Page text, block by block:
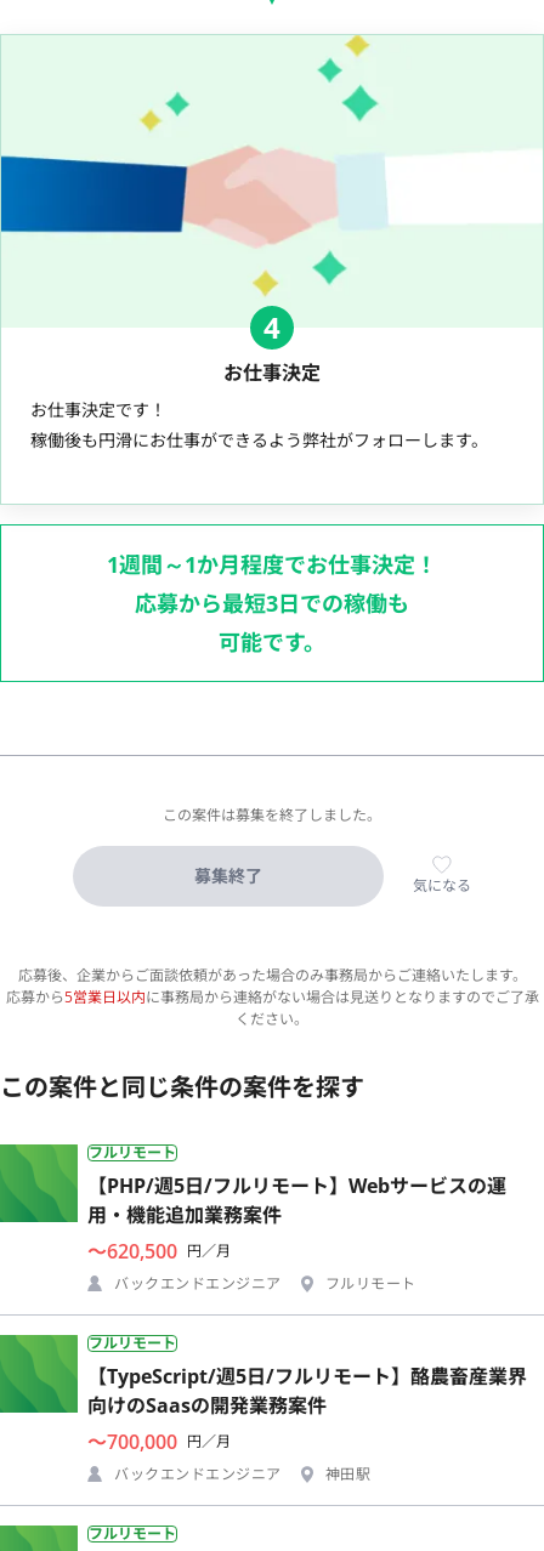
4
お仕事決定
お仕事決定です！
稼働後も円滑にお仕事ができるよう弊社がフォローします。
1週間～1か月程度でお仕事決定！
応募から最短3日での稼働も
可能です。
この案件は募集を終了しました。
募集終了 気になる
応募後、企業からご面談依頼があった場合のみ事務局からご連絡いたします。
応募から5営業日以内に事務局から連絡がない場合は見送りとなりますのでご了承
ください。
この案件と同じ条件の案件を探す
フルリモート
【PHP/週5日/フルリモート】Webサービスの運
用・機能追加業務案件
〜620,500 円／月
バックエンドエンジニア
フルリモート
フルリモート
【TypeScript/週5日/フルリモート】酪農畜産業界
向けのSaasの開発業務案件
〜700,000 円／月
バックエンドエンジニア
神田駅
フルリモート